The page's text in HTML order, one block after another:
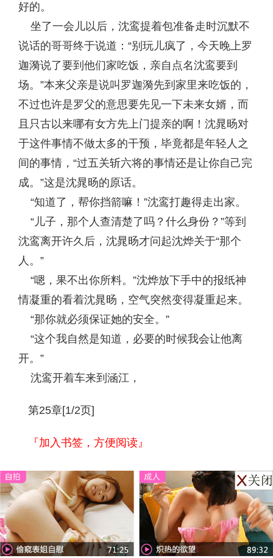
好的。
坐了一会儿以后，沈鸾提着包准备走时沉默不
说话的哥哥终于说道：“别玩儿疯了，今天晚上罗
迦漪说了要到他们家吃饭，亲自点名沈鸾要到
场。”本来父亲是说叫罗迦漪先到家里来吃饭的，
不过也许是罗父的意思要先见一下未来女婿，而
且只古以来哪有女方先上门提亲的啊！沈晁旸对
于这件事情不做太多的干预，毕竟都是年轻人之
间的事情，“过五关斩六将的事情还是让你自己完
成。”这是沈晁旸的原话。
“知道了，帮你挡箭嘛！”沈鸾打趣得走出家。
“儿子，那个人查清楚了吗？什么身份？”等到
沈鸾离开许久后，沈晁旸才问起沈烨关于“那个
人。”
“嗯，果不出你所料。”沈烨放下手中的报纸神
情凝重的看着沈晁旸，空气突然变得凝重起来。
“那你就必须保证她的安全。”
“这个我自然是知道，必要的时候我会让他离
开。”
沈鸾开着车来到涵江，
第25章[1/2页]
『加入书签，方便阅读』